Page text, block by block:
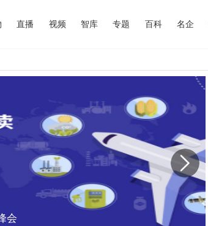
直播 视频 智库 专题 百科 名企
会